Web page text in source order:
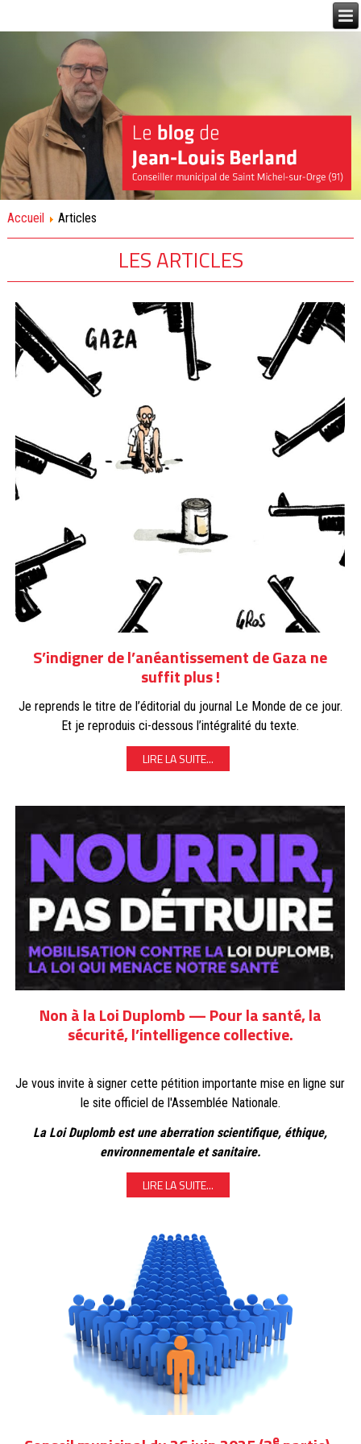
Accueil Articles
LES ARTICLES
S’indigner de l’anéantissement de Gaza ne
suffit plus !
Je reprends le titre de l’éditorial du journal Le Monde de ce jour.
Et je reproduis ci-dessous l’intégralité du texte.
LIRE LA SUITE...
Non à la Loi Duplomb — Pour la santé, la
sécurité, l’intelligence collective.
Je vous invite à signer cette pétition importante mise en ligne sur
le site officiel de l'Assemblée Nationale.
La Loi Duplomb est une aberration scientifique, éthique,
environnementale et sanitaire.
LIRE LA SUITE...
e